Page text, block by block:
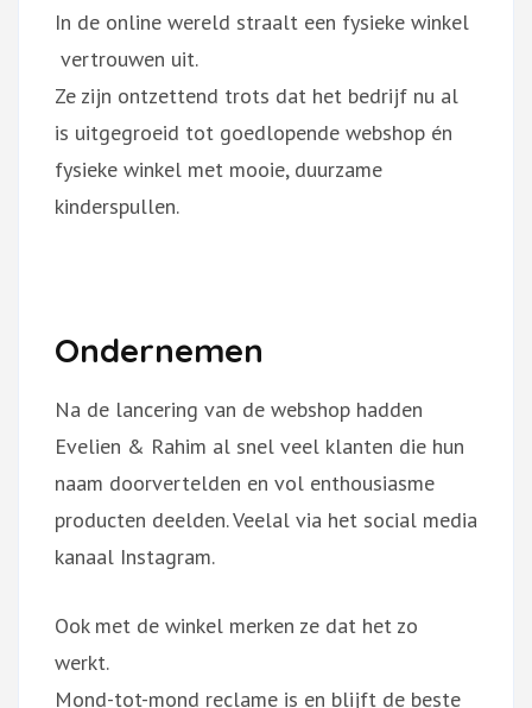
In de online wereld straalt een fysieke winkel
vertrouwen uit.
Ze zijn ontzettend trots dat het bedrijf nu al
is uitgegroeid tot goedlopende webshop én
fysieke winkel met mooie, duurzame
kinderspullen.
Ondernemen
Na de lancering van de webshop hadden
Evelien & Rahim al snel veel klanten die hun
naam doorvertelden en vol enthousiasme
producten deelden. Veelal via het social media
kanaal Instagram.
Ook met de winkel merken ze dat het zo
werkt.
Mond-tot-mond reclame is en blijft de beste